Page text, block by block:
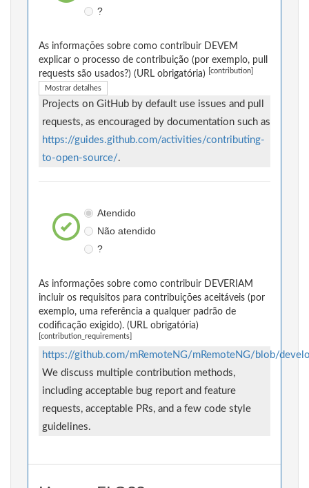
?
As informações sobre como contribuir DEVEM
explicar o processo de contribuição (por exemplo, pull
requests são usados?) (URL obrigatória)
[contribution]
Mostrar detalhes
Projects on GitHub by default use issues and pull
requests, as encouraged by documentation such as
https://guides.github.com/activities/contributing-
to-open-source/.
Atendido
Não atendido
?
As informações sobre como contribuir DEVERIAM
incluir os requisitos para contribuições aceitáveis (por
exemplo, uma referência a qualquer padrão de
codificação exigido). (URL obrigatória)
[contribution_requirements]
https://github.com/mRemoteNG/mRemoteNG/blob/
We discuss multiple contribution methods,
including acceptable bug report and feature
requests, acceptable PRs, and a few code style
guidelines.